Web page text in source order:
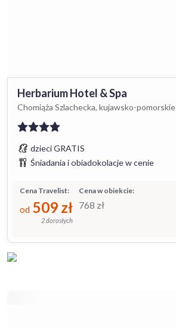
Herbarium Hotel & Spa
Chomiąża Szlachecka, kujawsko-pomorskie
dzieci GRATIS
Śniadania i obiadokolacje w cenie
Cena w obiekcie:
768 zł
Cena Travelist:
od 509 zł
2 dorosłych